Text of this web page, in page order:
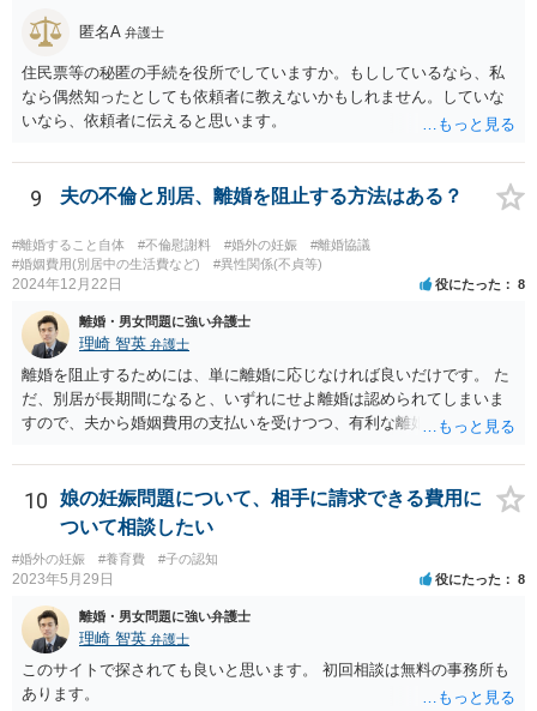
匿名A 弁護士
住民票等の秘匿の手続を役所でしていますか。もししているなら、私
なら偶然知ったとしても依頼者に教えないかもしれません。していな
いなら、依頼者に伝えると思います。
9 夫の不倫と別居、離婚を阻止する方法はある？
#離婚すること自体 #不倫慰謝料 #婚外の妊娠
#離婚協議
#婚姻費用(別居中の生活費など)
#異性関係(不貞等)
2024年12月22日 役にたった 8
離婚・男女問題に強い弁護士
理崎 智英 弁護士
離婚を阻止するためには、単に離婚に応じなければ良いだけです。 た
だ、別居が長期間になると、いずれにせよ離婚は認められてしまいま
すので、夫から婚姻費用の支払いを受けつつ、有利な離婚条件での離
10
娘の妊娠問題について、相手に請求できる費用に
ついて相談したい
#婚外の妊娠 #養育費 #子の認知
2023年5月29日 役にたった 8
離婚・男女問題に強い弁護士
理崎 智英 弁護士
このサイトで探されても良いと思います。 初回相談は無料の事務所も
あります。